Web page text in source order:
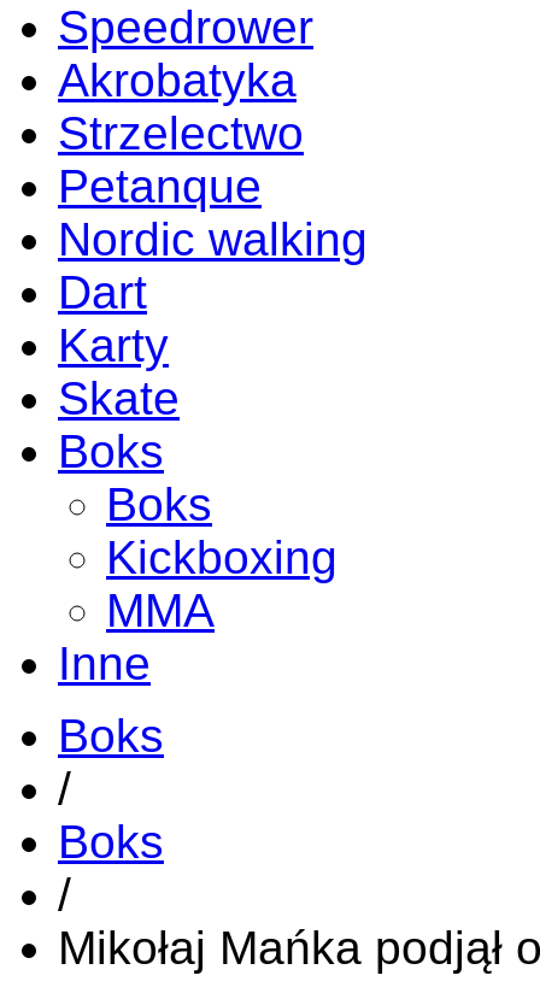
Speedrower
Akrobatyka
Strzelectwo
Petanque
Nordic walking
Dart
Karty
Skate
Boks
Boks
Kickboxing
MMA
Inne
Boks
/
Boks
/
Mikołaj Mańka podjął